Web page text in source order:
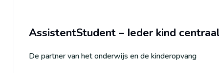
AssistentStudent – Ieder kind
De partner van het onderwijs en de kinderopvang